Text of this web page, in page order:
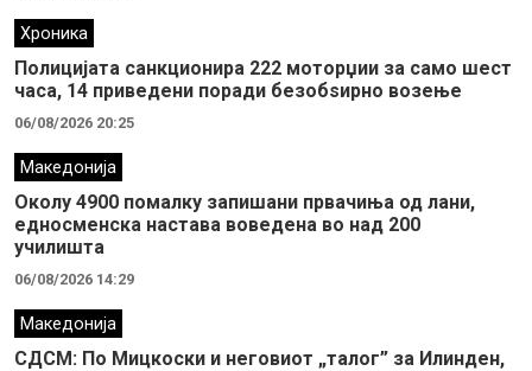
Хроника
Полицијата санкционира 222 моторџии за само шест
часа, 14 приведени поради безобѕирно возење
06/08/2026 20:25
Македонија
Околу 4900 помалку запишани првачиња од лани,
едносменска настава воведена во над 200
училишта
06/08/2026 14:29
Македонија
СДСМ: По Мицкоски и неговиот „талог” за Илинден,